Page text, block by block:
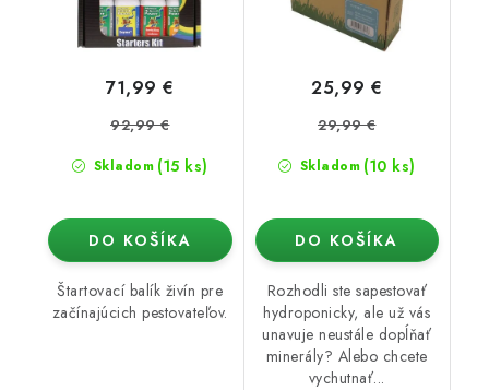
Skladom (15 ks)
71,99 €
92,99 €
DO KOŠÍKA
Štartovací balík živín pre
začínajúcich pestovateľov.
Skladom (10 ks)
25,99 €
29,99 €
DO KOŠÍKA
Rozhodli ste sapestovať
hydroponicky, ale už vás
unavuje neustále dopĺňať
minerály? Alebo chcete
vychutnať...